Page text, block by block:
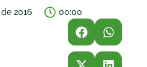
2016
00:00